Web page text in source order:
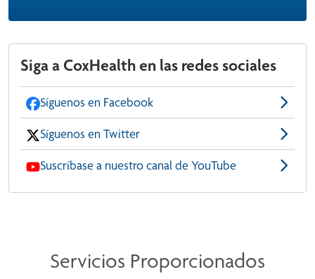
Siga a CoxHealth en las redes sociales
Síguenos en Facebook
Síguenos en Twitter
Suscríbase a nuestro canal de YouTube
Servicios Proporcionados